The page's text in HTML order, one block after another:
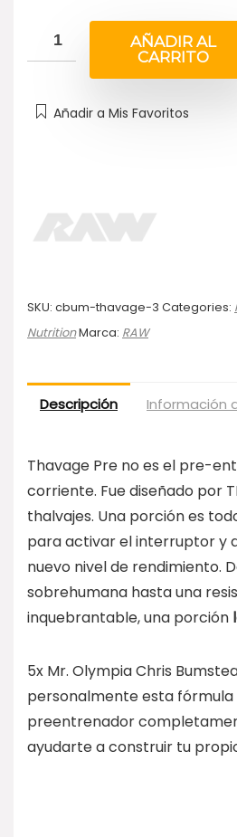
AÑADIR AL
CARRITO
Añadir a Mis Favoritos
SKU: cbum-thavage-3 Categories:
NutritionMarca: RAW
Descripción Información
Thavage Pre no es el pre-
corriente. Fue diseñado por
thalvajes. Una porción es
para activar el interruptor y
nuevo nivel de rendimiento.
sobrehumana hasta una
inquebrantable, una porción
5x Mr. Olympia Chris
personalmente esta fórmula
preentrenador
ayudarte a construir tu